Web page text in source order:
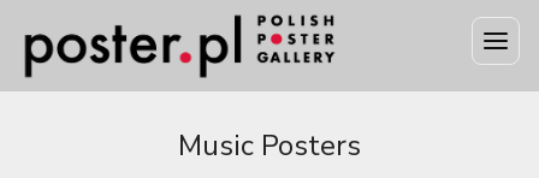
Music Posters